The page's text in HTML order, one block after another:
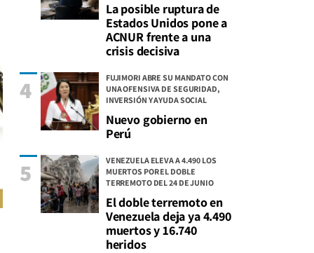
La posible ruptura de
Estados Unidos pone a
ACNUR frente a una
crisis decisiva
FUJIMORI ABRE SU MANDATO CON
UNA OFENSIVA DE SEGURIDAD,
INVERSIÓN Y AYUDA SOCIAL
Nuevo gobierno en
Perú
4
VENEZUELA ELEVA A 4.490 LOS
MUERTOS POR EL DOBLE
TERREMOTO DEL 24 DE JUNIO
El doble terremoto en
Venezuela deja ya 4.490
muertos y 16.740
heridos
5